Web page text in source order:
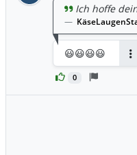
0
Ich hoffe
😃😃😃😃